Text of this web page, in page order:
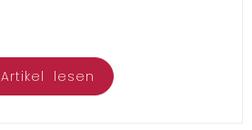
Artikel lesen